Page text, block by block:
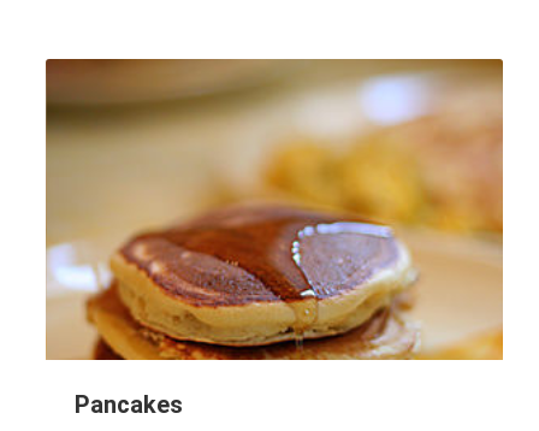
Pancakes